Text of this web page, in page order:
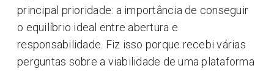
principal prioridade: a importância de conseguir
o equilíbrio ideal entre abertura e
responsabilidade. Fiz isso porque recebi várias
perguntas sobre a viabilidade de uma plataforma